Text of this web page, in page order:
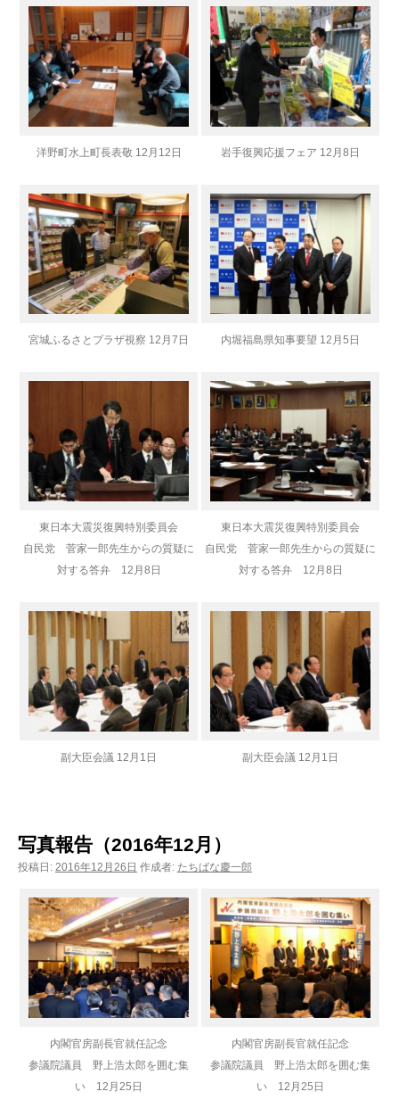
洋野町水上町長表敬 12月12日 岩手復興応援フェア 12月8日
宮城ふるさとプラザ視察 12月7日 内堀福島県知事要望 12月5日
東日本大震災復興特別委員会
自民党 菅家一郎先生からの質疑に
対する答弁 12月8日
東日本大震災復興特別委員会
自民党 菅家一郎先生からの質疑に
対する答弁 12月8日
副大臣会議 12月1日 副大臣会議 12月1日
写真報告（2016年12月）
投稿日: 2016年12月26日 作成者: たちばな慶一郎
内閣官房副長官就任記念
参議院議員 野上浩太郎を囲む集
い 12月25日
内閣官房副長官就任記念
参議院議員 野上浩太郎を囲む集
い 12月25日